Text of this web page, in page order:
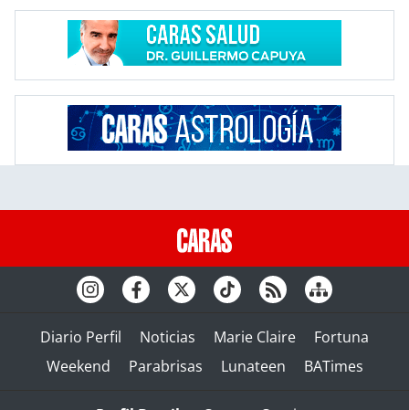
Diario Perfil Noticias Marie Claire
Fortuna
Weekend
Parabrisas Lunateen BATimes